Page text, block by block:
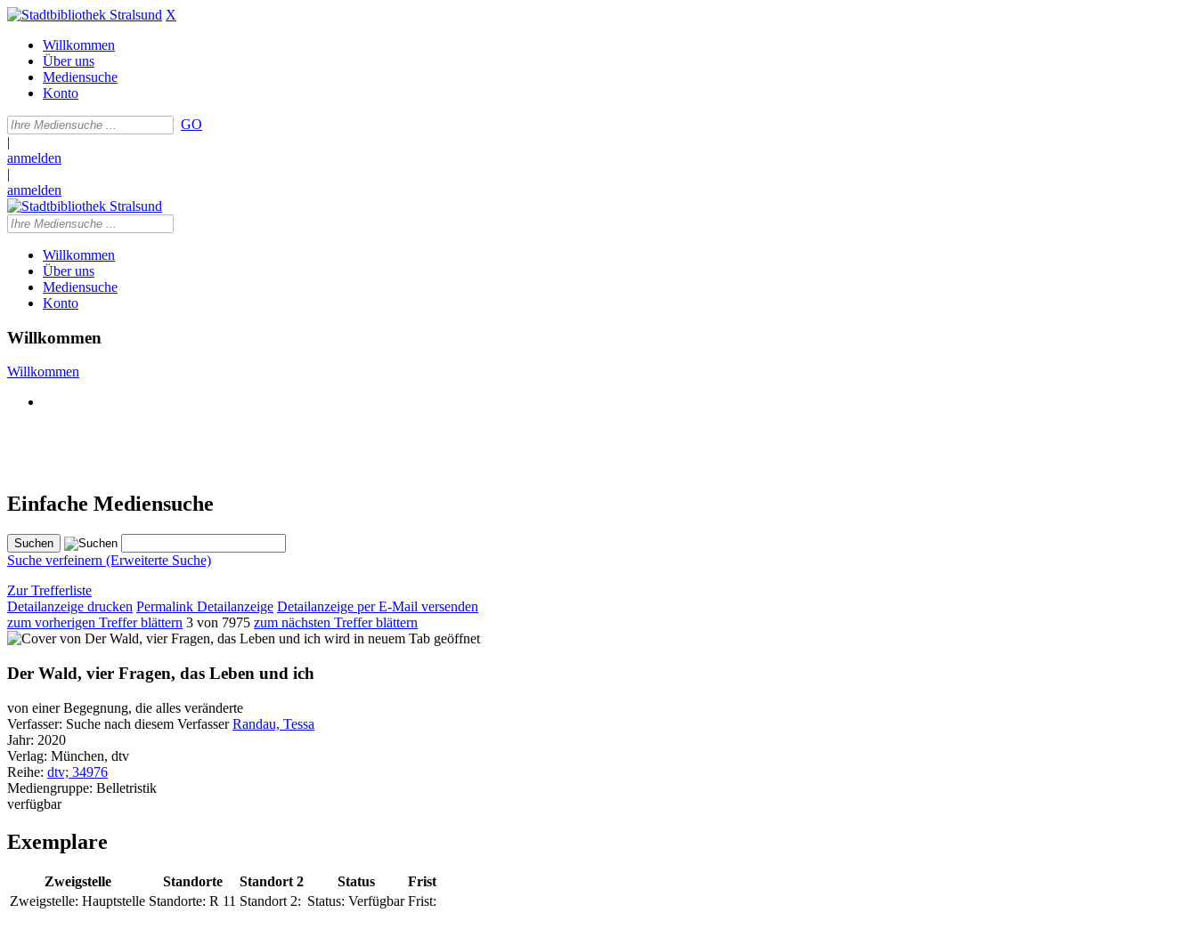
X
Willkommen
Über uns
Mediensuche
Konto
GO
|
anmelden
|
anmelden
Willkommen
Über uns
Mediensuche
Konto
Willkommen
Willkommen
Einfache Mediensuche
Suche verfeinern (Erweiterte Suche)
Zur Trefferliste
Detailanzeige drucken Permalink Detailanzeige Detailanzeige per E-Mail versenden
zum vorherigen Treffer blättern 3 von 7975 zum nächsten Treffer blättern
wird in neuem Tab geöffnet
Der Wald, vier Fragen, das Leben und ich
von einer Begegnung, die alles veränderte
Verfasser: Suche nach diesem Verfasser Randau, Tessa
Jahr: 2020
Verlag: München, dtv
Reihe: dtv; 34976
Mediengruppe: Belletristik
verfügbar
Exemplare
Zweigstelle Standorte Standort 2 Status
Frist
Zweigstelle: Hauptstelle Standorte: R 11 Standort 2: Status: Verfügbar Frist: